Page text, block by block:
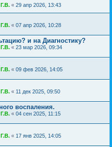
« 29 апр 2026, 13:43
« 07 апр 2026, 10:28
и на Диагностику?
« 23 мар 2026, 09:34
« 09 фев 2026, 14:05
« 11 дек 2025, 09:50
воспаления.
« 04 сен 2025, 11:15
« 17 янв 2025, 14:05